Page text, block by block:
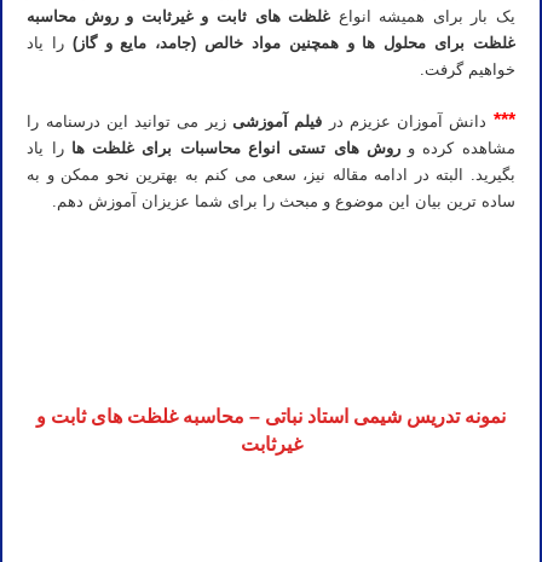
یک بار برای همیشه انواع غلظت های ثابت و غیرثابت و روش محاسبه
غلظت برای محلول ها و همچنین مواد خالص (جامد، مایع و گاز) را یاد
خواهیم گرفت.
*** دانش آموزان عزیزم در فیلم آموزشیزیر می توانید این درسنامه را
مشاهده کرده وروش های تستی انواع محاسبات برای غلظت ها را یاد
بگیرید. البته در ادامه مقاله نیز، سعی می کنم به بهترین نحو ممکن و به
ساده ترین بیان این موضوع و مبحث را برای شما عزیزان آموزش دهم.
نمونه تدریس شیمی استاد نباتی – محاسبه غلظت های ثابت و
غیرثابت